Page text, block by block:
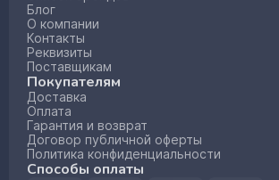
Блог
О компании
Контакты
Реквизиты
Поставщикам
Покупателям
Доставка
Оплата
Гарантия и возврат
Договор публичной оферты
Политика конфиденциальности
Способы оплаты